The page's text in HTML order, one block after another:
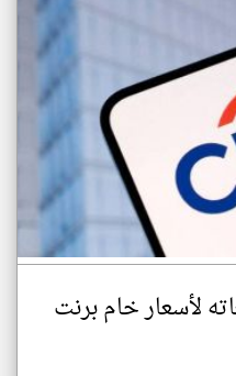
لأسعار خام برنت